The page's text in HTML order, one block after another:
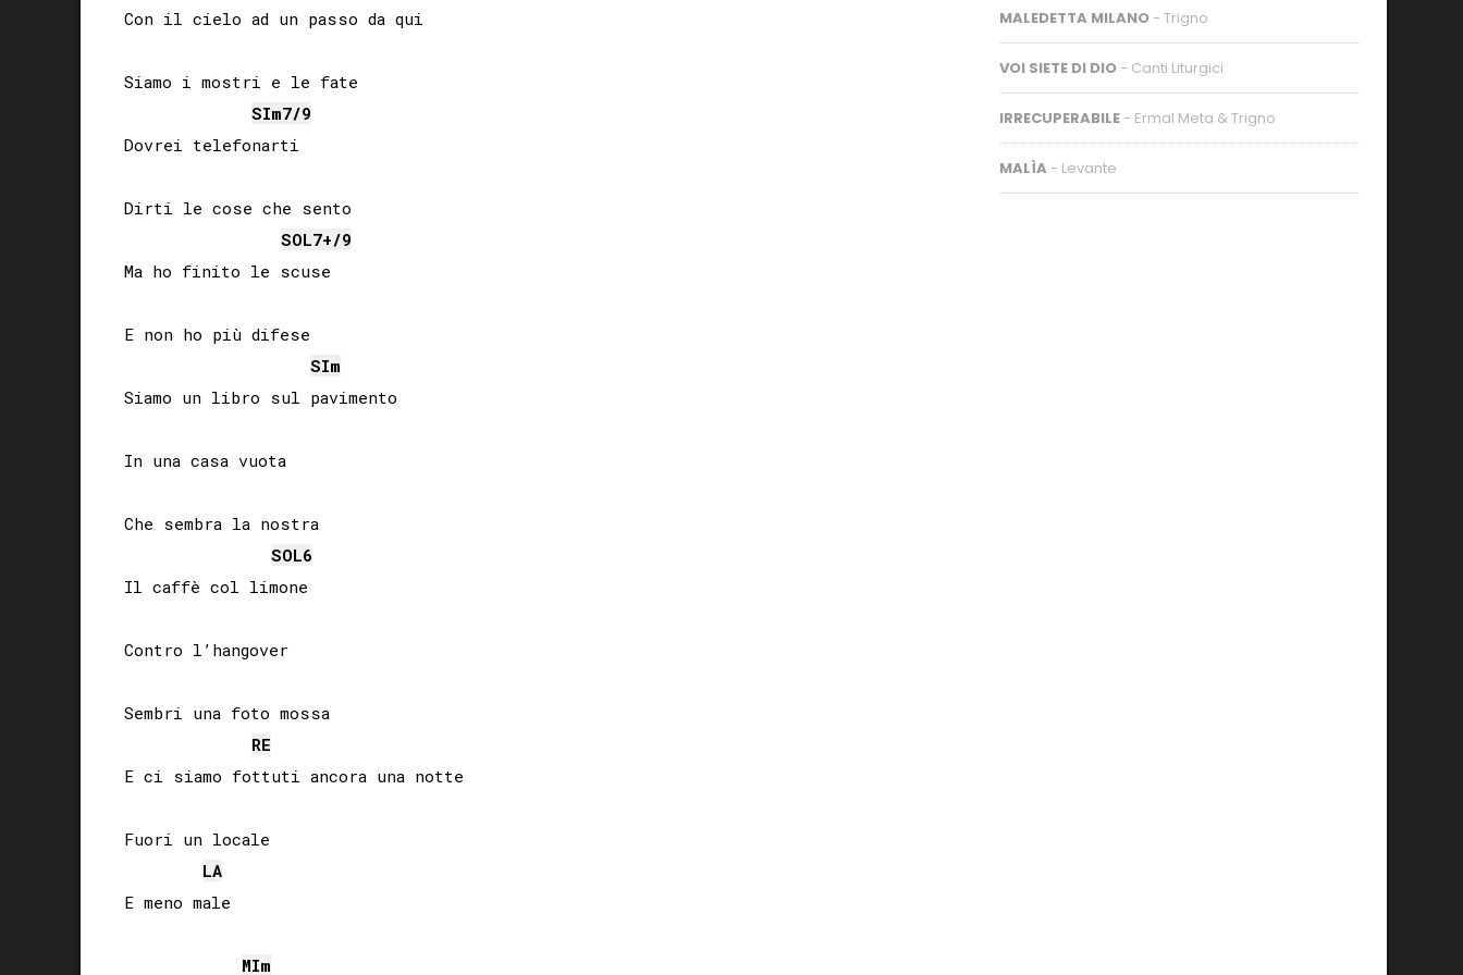
Con il cielo ad un passo da qui
Siamo i mostri e le fate
SIm7/9
Dovrei telefonarti
Dirti le cose che sento
SOL7+/9
Ma ho finito le scuse
E non ho più difese
SIm
Siamo un libro sul pavimento
In una casa vuota
Che sembra la nostra
SOL6
Il caffè col limone
Contro l’hangover
Sembri una foto mossa
RE
E ci siamo fottuti ancora una notte
Fuori un locale
LA
E meno male
MIm
MALEDETTA MILANO - Trigno
VOI SIETE DI DIO - Canti Liturgici
IRRECUPERABILE - Ermal Meta & Trigno
MALÌA - Levante